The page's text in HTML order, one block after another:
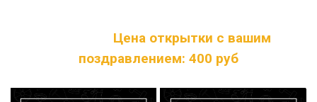
Цена открытки с вашим
поздравлением: 400 руб